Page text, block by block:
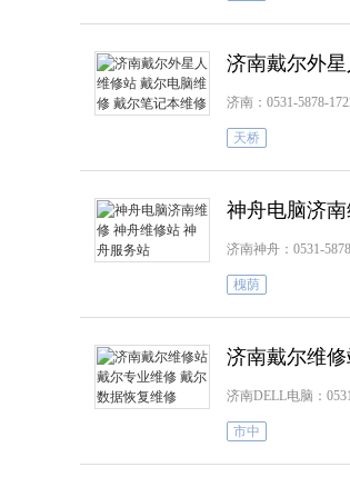
济南戴尔外
济南：0531-5878-
天桥
神舟电脑济
济南神舟：0531-
槐荫
济南戴尔维
济南DELL电脑：
市中